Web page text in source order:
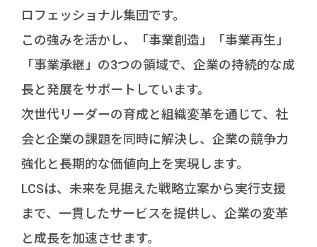
個人事業主・
起業家向けサイト
竹内力也個人サイト
竹内力也
YouTubeチャンネル
ロフェッショナル集団です。
この強みを活かし、「事業創造」「事業再生」
「事業承継」の3つの領域で、企業の持続的な成
長と発展をサポートしています。
次世代リーダーの育成と組織変革を通じて、社
会と企業の課題を同時に解決し、企業の競争力
強化と長期的な価値向上を実現します。
LCSは、未来を見据えた戦略立案から実行支援
まで、一貫したサービスを提供し、企業の変革
と成長を加速させます。